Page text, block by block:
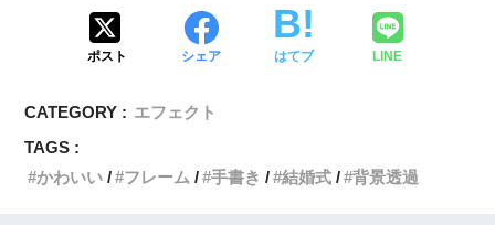
ポスト シェア はてブ LINE
CATEGORY : エフェクト
TAGS :
かわいい
フレーム 手書き 結婚式 背景透過